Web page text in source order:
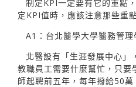
制定KPI一定要有它的重點
定KPI值時，應該注意那些重
A1：台北醫學大學醫務管
北醫設有「生涯發展中心
教職員工需要什麼幫忙，只要
師起聘前五年，每年撥給50萬